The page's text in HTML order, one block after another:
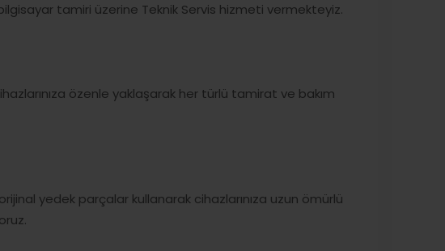
tamiri üzerine Teknik Servis hizmeti vermekteyiz.
özenle yaklaşarak her türlü tamirat ve bakım
yedek parçalar kullanarak cihazlarınıza uzun ömürlü